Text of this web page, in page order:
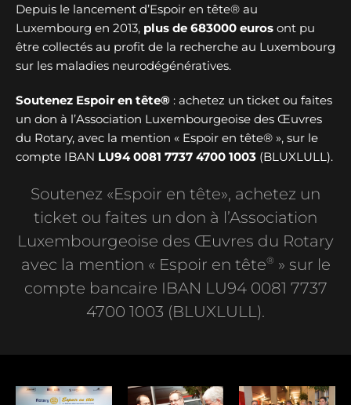
Depuis le lancement d’Espoir en tête® au
Luxembourg en 2013, plus de 683000 euros ont pu
être collectés au profit de la recherche au Luxembourg
sur les maladies neurodégénératives.
Soutenez Espoir en tête® : achetez un ticket ou faites
un don à l’Association Luxembourgeoise des Œuvres
du Rotary, avec la mention « Espoir en tête® », sur le
compte IBAN LU94 0081 7737 4700 1003 (BLUXLULL).
Soutenez «Espoir en tête», achetez un
ticket ou faites un don à l’Association
Luxembourgeoise des Œuvres du Rotary
avec la mention « Espoir en tête® » sur le
compte bancaire IBAN LU94 0081 7737
4700 1003 (BLUXLULL).